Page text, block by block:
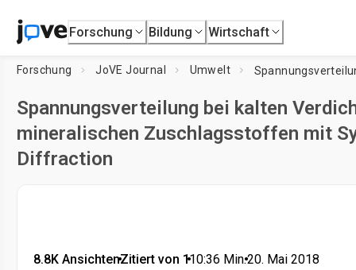
Forschung Bildung Wirtschaft
Forschung JoVE Journal Umwelt
Spannungsverteilung bei kalten
mineralischen Zuschlagsstoffen mit
Diffraction
8.8K Ansichten•Zitiert von 1•10:36 Min.•20. Mai 2018